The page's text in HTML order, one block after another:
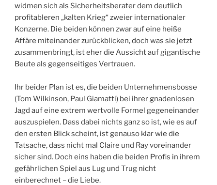
widmen sich als Sicherheitsberater dem deutlich
profitableren „kalten Krieg“ zweier internationaler
Konzerne. Die beiden können zwar auf eine heiße
Affäre miteinander zurückblicken, doch was sie jetzt
zusammenbringt, ist eher die Aussicht auf gigantische
Beute als gegenseitiges Vertrauen.
Ihr beider Plan ist es, die beiden Unternehmensbosse
(Tom Wilkinson, Paul Giamatti) bei ihrer gnadenlosen
Jagd auf eine extrem wertvolle Formel gegeneinander
auszuspielen. Dass dabei nichts ganz so ist, wie es auf
den ersten Blick scheint, ist genauso klar wie die
Tatsache, dass nicht mal Claire und Ray voreinander
sicher sind. Doch eins haben die beiden Profis in ihrem
gefährlichen Spiel aus Lug und Trug nicht
einberechnet – die Liebe.